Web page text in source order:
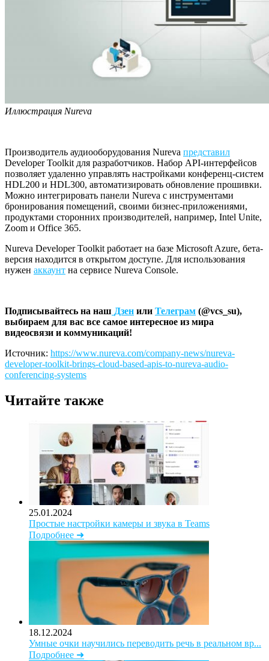
Иллюстрация Nureva
Производитель аудиооборудования Nureva представил
Developer Toolkit для разработчиков. Набор API-интерфейсов
позволяет удаленно управлять настройками конференц-систем
HDL200 и HDL300, автоматизировать обновление прошивки.
Можно интегрировать панели Nureva с инструментами
бронирования помещений, своими бизнес-приложениями,
продуктами сторонних производителей, например, Intel Unite,
Zoom и Office 365.
Nureva Developer Toolkit работает на базе Microsoft Azure, бета-
версия находится в открытом доступе. Для использования
нужен аккаунт на сервисе Nureva Console.
Подписывайтесь на наш Дзен или Телеграм (@vcs_su),
выбираем для вас все самое интересное из мира
видеосвязи и коммуникаций!
Источник: https://www.nureva.com/company-news/nureva-
developer-toolkit-brings-cloud-based-apis-to-nureva-audio-
conferencing-systems
Читайте также
25.01.2024
Простые настройки камеры и звука в Teams
Подробнее ➜
18.12.2024
Умные очки научились переводить речь в реальном вр...
Подробнее ➜